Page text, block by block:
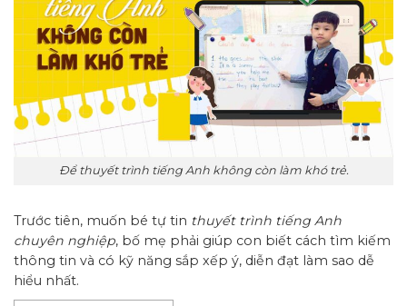
Để thuyết trình tiếng Anh không còn làm khó trẻ.
Trước tiên, muốn bé tự tin thuyết trình tiếng Anh
chuyên nghiệp, bố mẹ phải giúp con biết cách tìm kiếm
thông tin và có kỹ năng sắp xếp ý, diễn đạt làm sao dễ
hiểu nhất.